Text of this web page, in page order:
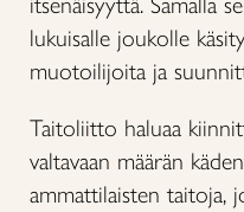
lukuisalle joukolle
muotoilijoita ja
Taitoliitto haluaa
valtavaan määrän
ammattilaisten taitoja,